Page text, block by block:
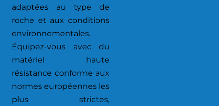
adaptées au type de
roche et aux conditions
environnementales.
Équipez-vous avec du
matériel haute
résistance conforme aux
normes européennes les
plus strictes,